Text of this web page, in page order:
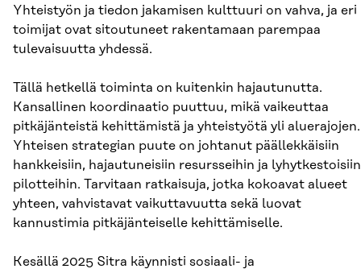
Yhteistyön ja tiedon jakamisen kulttuuri on vahva, ja eri
toimijat ovat sitoutuneet rakentamaan parempaa
tulevaisuutta yhdessä.
Tällä hetkellä toiminta on kuitenkin hajautunutta.
Kansallinen koordinaatio puuttuu, mikä vaikeuttaa
pitkäjänteistä kehittämistä ja yhteistyötä yli aluerajojen.
Yhteisen strategian puute on johtanut päällekkäisiin
hankkeisiin, hajautuneisiin resursseihin ja lyhytkestoisiin
pilotteihin. Tarvitaan ratkaisuja, jotka kokoavat alueet
yhteen, vahvistavat vaikuttavuutta sekä luovat
kannustimia pitkäjänteiselle kehittämiselle.
Kesällä 2025 Sitra käynnisti sosiaali- ja